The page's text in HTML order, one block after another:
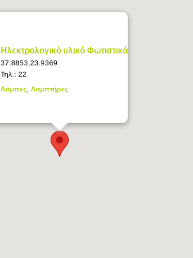
Ηλεκτρολογικό υλικό Φωτιστικά
37.8853,23.9369
Τηλ.: 22
Λάμπες, Λαμπτήρες